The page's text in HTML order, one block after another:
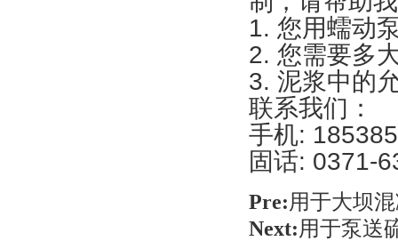
1. 您用蠕动
2. 您需要多
3. 泥浆中的
联系我们：
手机:
固话: 0371-
Pre:用于大坝
Next:用于泵送